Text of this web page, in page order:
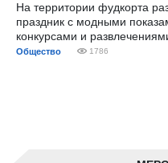
На территории фудкорта
праздник с модными
конкурсами и
Общество 1786